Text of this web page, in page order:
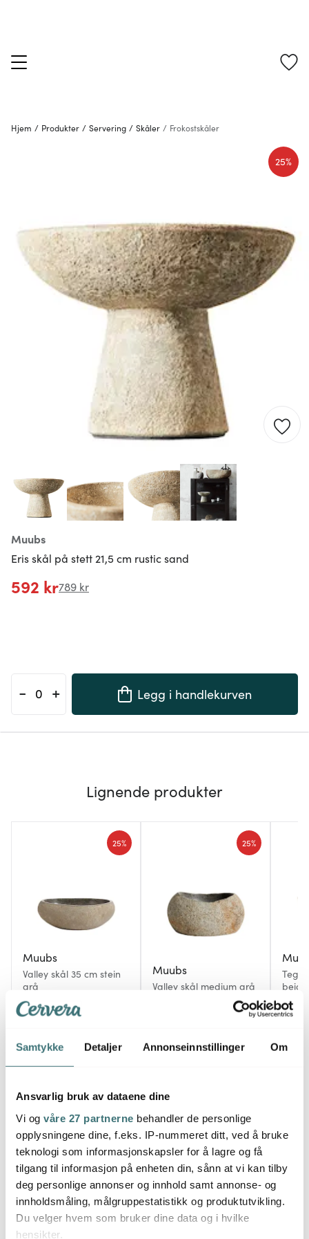
Samtykke Detaljer Annonseinnstillinger Om
Ansvarlig bruk av dataene dine
Vi og våre 27 partnerne behandler de personlige
opplysningene dine, f.eks. IP-nummeret ditt, ved å bruke
teknologi som informasjonskapsler for å lagre og få
tilgang til informasjon på enheten din, sånn at vi kan tilby
deg personlige annonser og innhold samt annonse- og
innholdsmåling, målgruppestatistikk og produktutvikling.
Du velger hvem som bruker dine data og i hvilke
hensikter.
Hjem / Produkter / Servering / Skåler / Frokostskåler
Muubs
Eris skål på stett 21,5 cm rustic sand
25%
592 kr789 kr
- + Legg i handlekurven
Lignende produkter
Muubs
Valley skål 35 cm stein
grå
828 kr 1104 kr
25%
Muubs
Valley skål medium grå
25%
Tega
beige
262
Du kanskje også liker
25% 25%